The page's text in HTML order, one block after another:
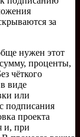
за
нужен этот
проценты,
чёткого
виде
или
подписания
проекта
и, при